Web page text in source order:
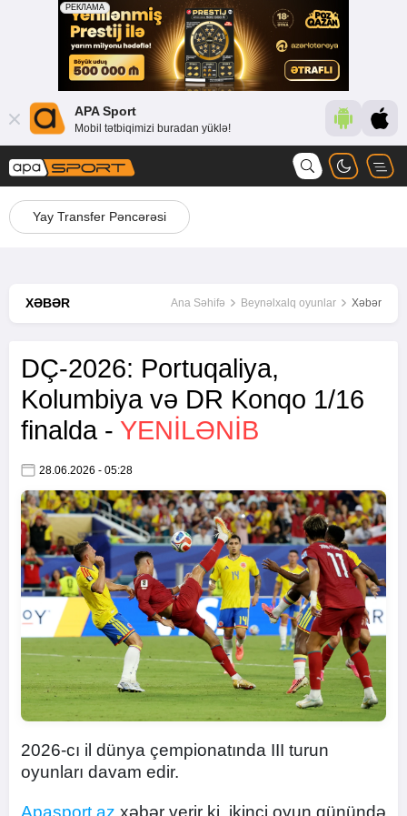
APA Sport
Mobil tətbiqimizi buradan yüklə!
Yay Transfer Pəncərəsi
XƏBƏR Ana Səhifə Beynəlxalq oyunlar Xəbər
DÇ-2026: Portuqaliya,
Kolumbiya və DR Konqo 1/16
finalda - YENİLƏNİB
28.06.2026 - 05:28
2026-cı il dünya çempionatında III turun
oyunları davam edir.
Apasport.az xəbər verir ki, ikinci oyun günündə